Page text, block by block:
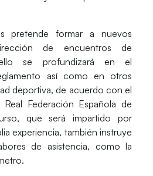
pretende formar a nuevos
de encuentros de
se profundizará en el
así como en otros
deportiva, de acuerdo con el
Federación Española de
que será impartido por
experiencia, también instruye
de asistencia, como la